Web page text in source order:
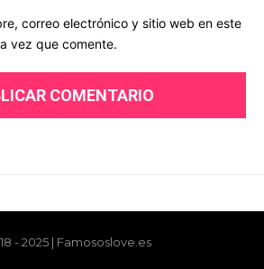
- 2025 | Famososlove.es